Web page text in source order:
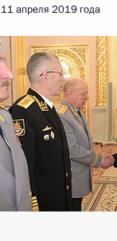
11 апреля 2019 года